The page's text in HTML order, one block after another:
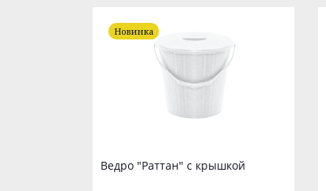
Ведро "Раттан" с крышкой
Новинка